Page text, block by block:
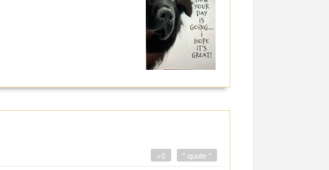
" quote "
+0